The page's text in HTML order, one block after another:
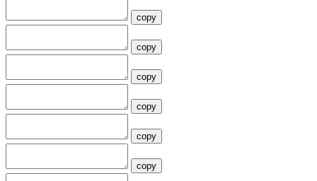
copy
copy
copy
copy
copy
copy